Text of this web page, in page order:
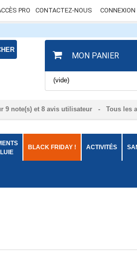
CONNEXION
PRO CONTACTEZ-NOUS
MON PANIER
(vide)
9note(s) et 8avis utilisateur - Tous les
BLACK FRIDAY ! ACTIVITÉS